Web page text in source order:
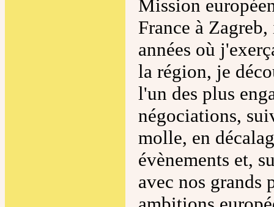
Mission
France à
années où
la région, je
l'un des plus
négociations,
molle, en
évènements et,
avec nos grands